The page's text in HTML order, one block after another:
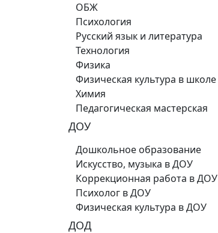
ОБЖ
Психология
Русский язык и литература
Технология
Физика
Физическая культура в школе
Химия
Педагогическая мастерская
ДОУ
Дошкольное образование
Искусство, музыка в ДОУ
Коррекционная работа в ДОУ
Психолог в ДОУ
Физическая культура в ДОУ
ДОД